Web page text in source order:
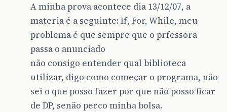
A minha prova acontece dia 13/12/07, a
materia é a seguinte: If, For, While, meu
problema é que sempre que o prfessora
passa o anunciado
não consigo entender qual biblioteca
utilizar, digo como começar o programa, não
sei o que posso fazer por que não posso ficar
de DP, senão perco minha bolsa.